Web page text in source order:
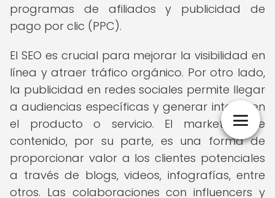
programas de afiliados y publicidad de
pago por clic (PPC).
El SEO es crucial para mejorar la visibilidad en
línea y atraer tráfico orgánico. Por otro lado,
la publicidad en redes sociales permite llegar
a audiencias específicas y generar interés en
el producto o servicio. El marketing de
contenido, por su parte, es una forma de
proporcionar valor a los clientes potenciales
a través de blogs, videos, infografías, entre
otros. Las colaboraciones con influencers y